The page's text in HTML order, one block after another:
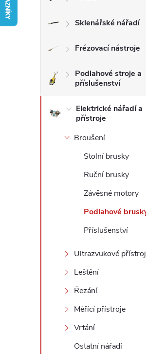
a
n
n
p
Sklenářské nářadí
Frézovací nástroje
Podlahové stroje a
příslušenství
Elektrické nářadí a
přístroje
Broušení
Stolní brusky
Ruční brusky
Závěsné motory
Podlahové
Příslušenství
Ultrazvukové
Leštění
Řezání
Měřící přístroje
Vrtání
Ostatní nářadí